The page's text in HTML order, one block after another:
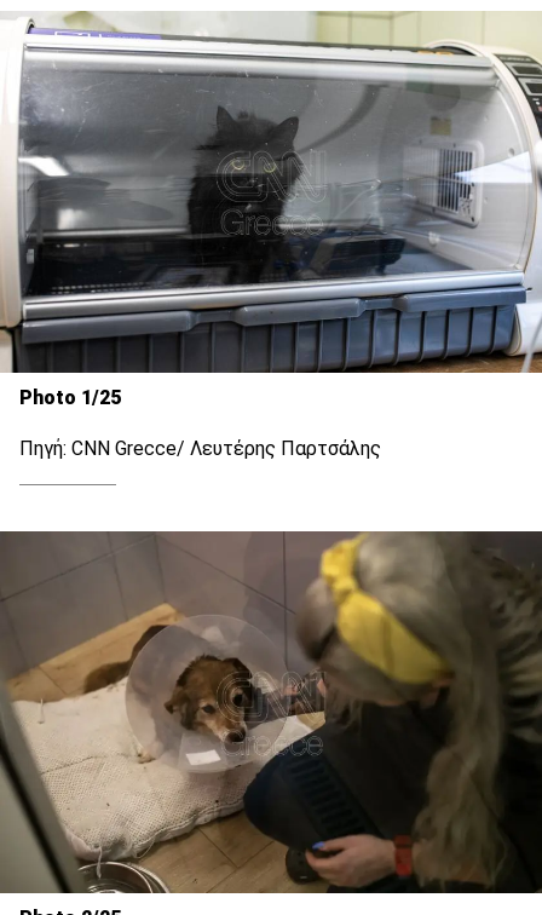
Photo 1/25
Πηγή: CNN Grecce/ Λευτέρης Παρτσάλης